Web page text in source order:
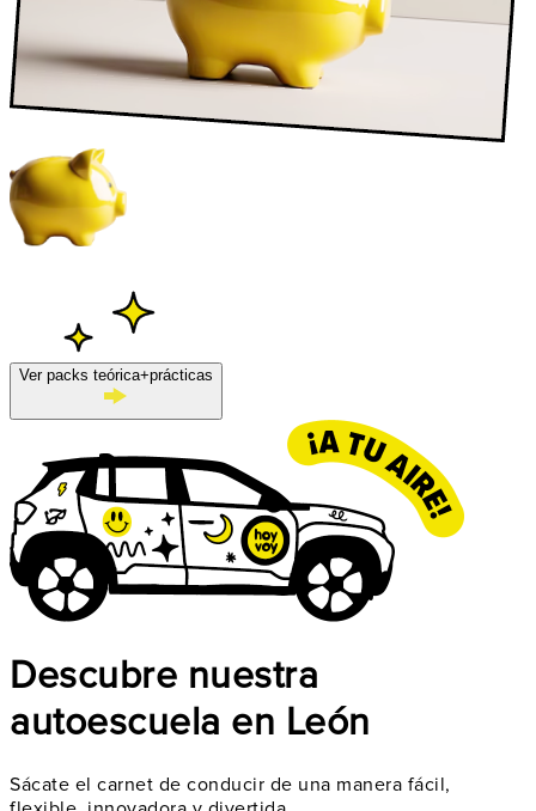
Ver packs teórica+prácticas
Descubre nuestra
autoescuela en León
Sácate el carnet de conducir de una manera fácil,